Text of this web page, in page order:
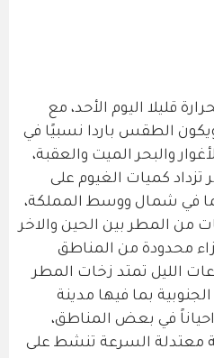
قليلا اليوم الأحد، مع
الطقس باردا نسبيًا في
والبحر الميت والعقبة،
كميات الغيوم على
في شمال ووسط المملكة،
من المطر بين الحين والاخر
محدودة من المناطق
الليل تمتد زخات المطر
بما فيها مدينة
في بعض المناطق،
معتدلة السرعة تنشط على